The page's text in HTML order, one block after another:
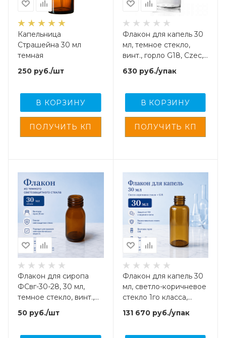
Капельница
Страшейна 30 мл
темная
250 руб./шт
В КОРЗИНУ
Флакон для капель 30
мл, темное стекло,
винт., горло G18, Czec,
17 шт/упак
630руб./упак
В КОРЗИНУ
Флакон для сиропа
ФСвг-30-28, 30 мл,
темное стекло, винт.,
горло G28, 1 шт
50 руб./шт
Флакон для капель 30
мл, светло-коричневое
стекло 1го класса,
винт., горло G18, 3040
шт/кор.
131 670руб./упак